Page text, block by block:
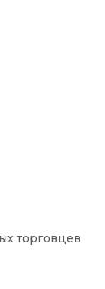
торговцев